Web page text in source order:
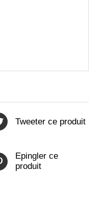
Tweeter ce produit
Epingler ce
produit